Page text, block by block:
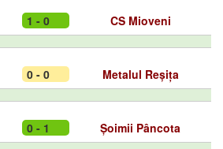
1 - 0 CS Mioveni
0 - 0 Metalul Reșița
0 - 1 Șoimii Pâncota